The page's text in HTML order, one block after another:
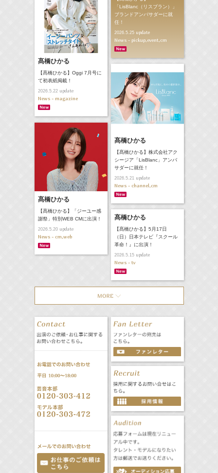
「LisBlanc（リスブラン）」
ブランドアンバサダーに就
任！
2026.5.25update
News - pickup,event,cm
髙橋ひかる
【髙橋ひかる】Oggi 7月号に
て初表紙掲載！
2026.5.22update
News - magazine
髙橋ひかる
【髙橋ひかる】株式会社アク
シージア「LisBlanc」アンバ
サダーに就任！
2026.5.21update
News - channel,cm
髙橋ひかる
【髙橋ひかる】「ジーユー感
謝祭」特別WEB CMに出演！
2026.5.20update
News - cm,web
髙橋ひかる
【髙橋ひかる】5月17日
（日）日本テレビ『スクール
革命！』に出演！
2026.5.15update
News - tv